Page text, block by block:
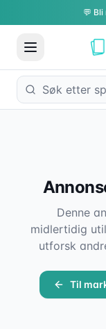
💬
Denne
midlertidig
utforsk
Til